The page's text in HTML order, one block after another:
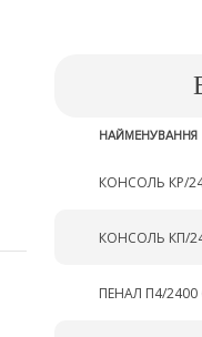
НАЙМЕНУВАННЯ
КОНСОЛЬ КР/
КОНСОЛЬ КП/
ПЕНАЛ П4/2400